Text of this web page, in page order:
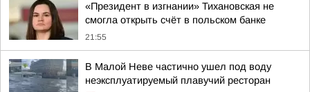
«Президент в изгнании» Тихановская не
смогла открыть счёт в польском банке
21:55
В Малой Неве частично ушел под воду
неэксплуатируемый плавучий ресторан